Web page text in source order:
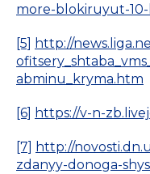
more-blokiruyut-
[5] http://
abminu_kryma.htm
[6] https://v-n-
[7] http://
zdanyy-donoga-